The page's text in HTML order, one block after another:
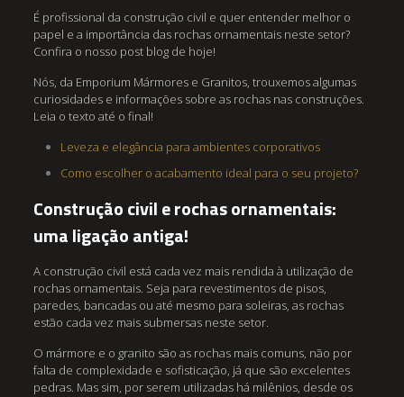
É profissional da construção civil e quer entender melhor o
papel e a importância das rochas ornamentais neste setor?
Confira o nosso post blog de hoje!
Nós, da Emporium Mármores e Granitos, trouxemos algumas
curiosidades e informações sobre as rochas nas construções.
Leia o texto até o final!
Leveza e elegância para ambientes corporativos
Como escolher o acabamento ideal para o seu projeto?
Construção civil e rochas ornamentais:
uma ligação antiga!
A construção civil está cada vez mais rendida à utilização de
rochas ornamentais. Seja para revestimentos de pisos,
paredes, bancadas ou até mesmo para soleiras, as rochas
estão cada vez mais submersas neste setor.
O mármore e o granito são as rochas mais comuns, não por
falta de complexidade e sofisticação, já que são excelentes
pedras. Mas sim, por serem utilizadas há milênios, desde os